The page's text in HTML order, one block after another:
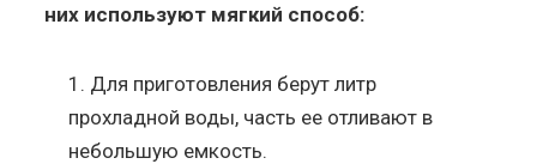
них используют мягкий способ:
Для приготовления берут литр
прохладной воды, часть ее отливают в
небольшую емкость.